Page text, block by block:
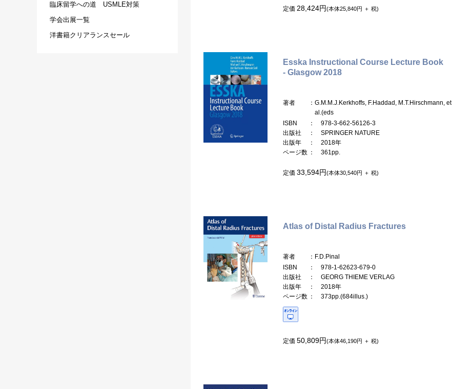
定価 28,424円(本体25,840円 ＋ 税)
Esska Instructional Course Lecture Book
- Glasgow 2018
著者
：G.M.M.J.Kerkhoffs, F.Haddad, M.T.Hirschmann, et
al.(eds
ISBN
： 978-3-662-56126-3
出版社
： SPRINGER NATURE
出版年
： 2018年
ページ数 ： 361pp.
定価 33,594円(本体30,540円 ＋ 税)
Atlas of Distal Radius Fractures
著者
：F.D.Pinal
ISBN
： 978-1-62623-679-0
出版社
： GEORG THIEME VERLAG
出版年
： 2018年
ページ数 ： 373pp.(684illus.)
定価 50,809円(本体46,190円 ＋ 税)
臨床留学への道 USMLE対策
学会出展一覧
洋書籍クリアランスセール